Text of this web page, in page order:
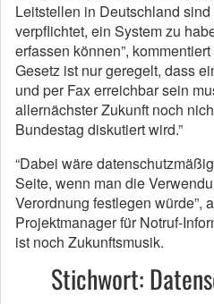
Leitstellen in Deutschland
verpflichtet, ein System zu
erfassen können”,
Gesetz ist nur geregelt, dass
und per Fax erreichbar sein
allernächster Zukunft noch
Bundestag diskutiert wird.”
“Dabei wäre
Seite, wenn man die
Verordnung festlegen würde”,
Projektmanager für Notruf-
ist noch Zukunftsmusik.
Stichwort: